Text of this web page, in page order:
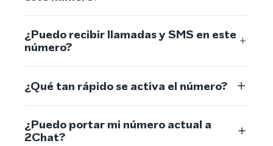
¿Puedo recibir llamadas y SMS en este
número?
¿Qué tan rápido se activa el número?
¿Puedo portar mi número actual a
2Chat?